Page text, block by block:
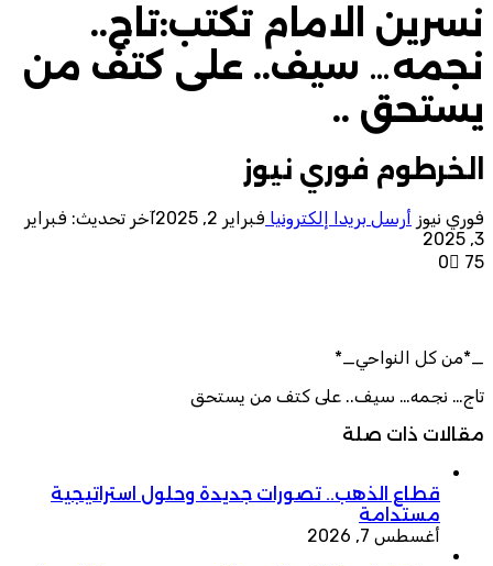
نسرين الامام تكتب:تاج..
نجمه… سيف.. على كتف من
يستحق ..
الخرطوم فوري نيوز
فوري نيوز أرسل بريدا إلكترونيا فبراير 2, 2025
آخر تحديث: فبراير
3, 2025
0
75
_*من كل النواحي_*
تاج… نجمه… سيف.. على كتف من يستحق
مقالات ذات صلة
قطاع الذهب.. تصورات جديدة وحلول استراتيجية
مستدامة
أغسطس 7, 2026